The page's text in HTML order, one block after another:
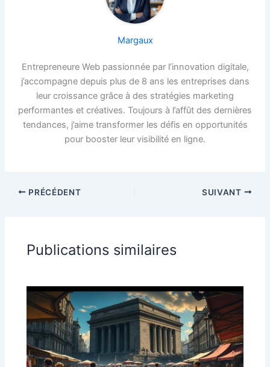
Margaux
Entrepreneure Web passionnée par l’innovation digitale,
j’accompagne depuis plus de 8 ans les entreprises dans
leur croissance grâce à des stratégies marketing
performantes et créatives. Toujours à l’affût des dernières
tendances, j’aime transformer les défis en opportunités
pour booster leur visibilité en ligne.
PRÉCÉDENT SUIVANT
Publications similaires